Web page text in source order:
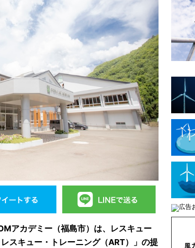
アカデミー（福島市）は、レスキュー
スキュー・トレーニング（ART）」の提